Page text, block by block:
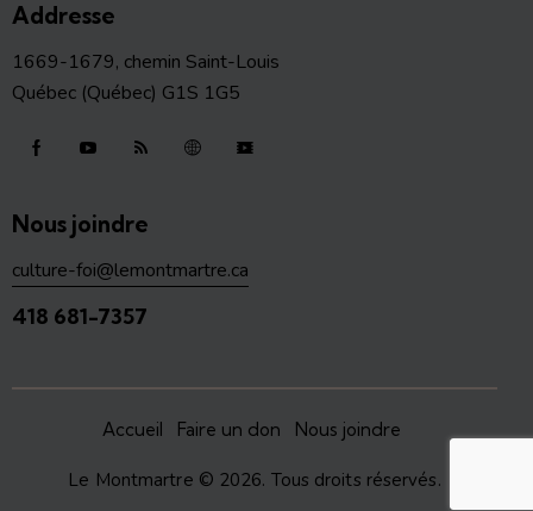
Addresse
1669-1679, chemin Saint-Louis
Québec (Québec) G1S 1G5
Nous joindre
culture-foi@lemontmartre.ca
418 681-7357
Accueil Faire un don Nous joindre
Le Montmartre © 2026. Tous droits réservés.